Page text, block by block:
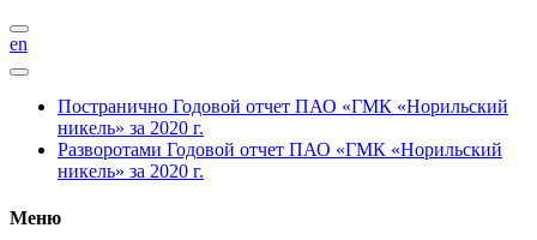
en
Постранично Годовой отчет ПАО «ГМК «Норильский
никель» за 2020 г.
Разворотами Годовой отчет ПАО «ГМК «Норильский
никель» за 2020 г.
Меню